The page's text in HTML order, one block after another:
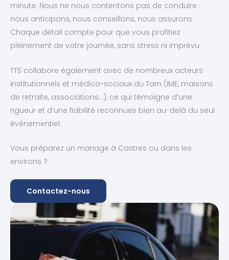
minute. Nous ne nous contentons pas de conduire :
nous anticipons, nous conseillons, nous assurons.
Chaque détail compte pour que vous profitiez
pleinement de votre journée, sans stress ni imprévu.
TTS collabore également avec de nombreux acteurs
institutionnels et médico-sociaux du Tarn (IME, maisons
de retraite, associations…), ce qui témoigne d’une
rigueur et d’une fiabilité reconnues bien au-delà du seul
événementiel.
Vous préparez un mariage à Castres ou dans les
environs ?
Contactez-nous